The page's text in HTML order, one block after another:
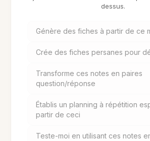
dessus.
Génère des fiches à partir de ce
Crée des fiches persanes pour
Transforme ces notes en paires
question/réponse
Établis un planning à répétition
partir de ceci
Teste-moi en utilisant ces notes